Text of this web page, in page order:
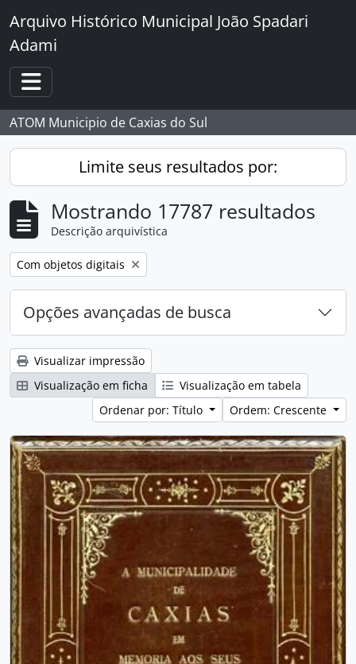
Skip to main content
Arquivo Histórico Municipal João Spadari
Adami
Toggle navigation
ATOM Municipio de Caxias do Sul
Limite seus resultados por:
Mostrando 17787 resultados
Descrição arquivística
Remover filtro:
Com objetos digitais
Opções avançadas de busca
Visualizar impressão
Visualização em ficha
Visualização em tabela
Ordenar por: Título
Ordem: Crescente